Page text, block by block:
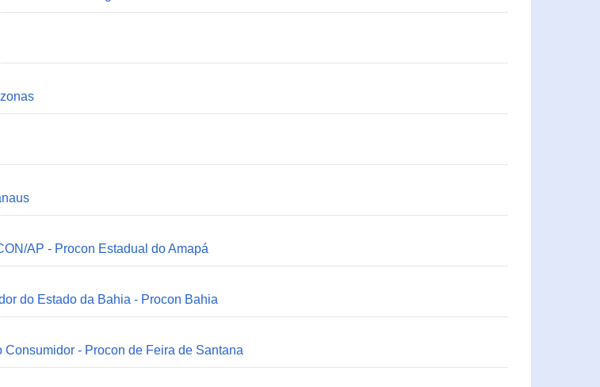
AP - Procon Estadual do Amapá
do Estado da Bahia - Procon Bahia
- Procon de Feira de Santana